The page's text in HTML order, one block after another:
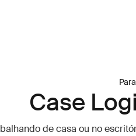
Case
de casa ou no